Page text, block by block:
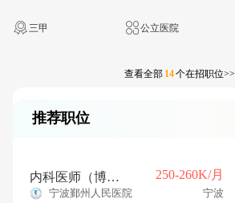
三甲 公立医院
查看全部 14个在招职位>>
推荐职位
内科医师（博士 年薪25w） 250-260K/月
宁波鄞州人民医院 宁波